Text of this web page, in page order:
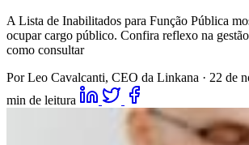
A Lista de Inabilitados para Função Pública
ocupar cargo público. Confira reflexo na
como consultar
Por Leo Cavalcanti, CEO da Linkana · 22 de
min de leitura